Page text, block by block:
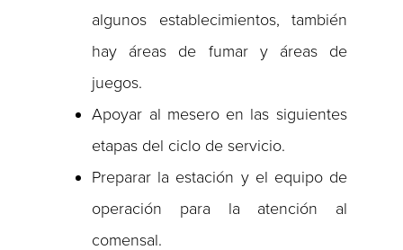
algunos establecimientos, también
hay áreas de fumar y áreas de
juegos.
Apoyar al mesero en las siguientes
etapas del ciclo de servicio.
Preparar la estación y el equipo de
operación para la atención al
comensal.